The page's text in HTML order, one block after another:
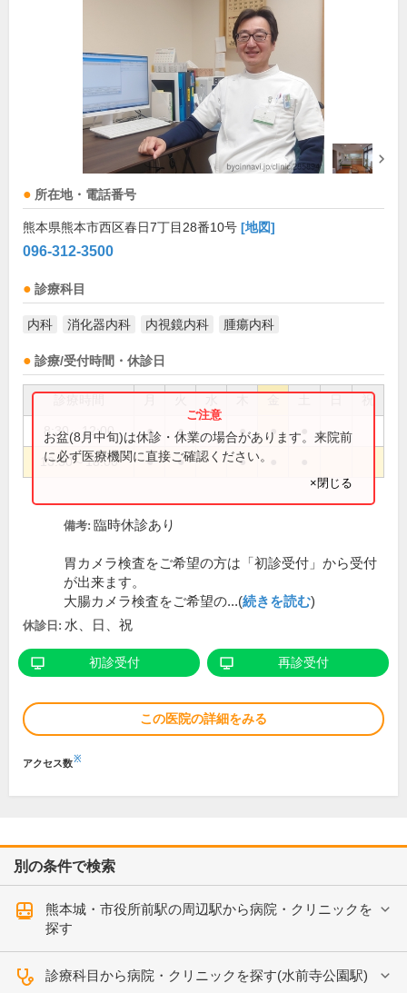
所在地・電話番号
熊本県熊本市西区春日7丁目28番10号 [地図]
096-312-3500
診療科目
内科 消化器内科 内視鏡内科 腫瘍内科
診療/受付時間・休診日
祝
8:30～12:00 ● ● ● ●
13:30～18:00 ● ● ●
お盆(8月中旬)は休診・休業の場合があります。来院前
に必ず医療機関に直接ご確認ください。
×閉じる
備考: 臨時休診あり
胃カメラ検査をご希望の方は「初診受付」から受付
が出来ます。
大腸カメラ検査をご希望の...(続きを読む)
休診日: 水、日、祝
初診受付 再診受付
この医院の詳細をみる
アクセス数※
別の条件で検索
熊本城・市役所前駅の周辺駅から病院・クリニックを
探す
診療科目から病院・クリニックを探す(水前寺公園駅)